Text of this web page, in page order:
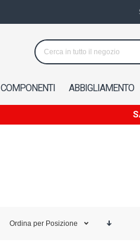
COMPONENTI ABBIGLIAMENTO
Ordina per Posizione